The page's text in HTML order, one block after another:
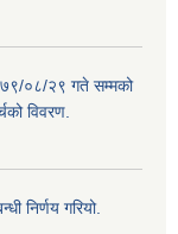
०८/२९ गते सम्मको
विवरण.
निर्णय गरियो.